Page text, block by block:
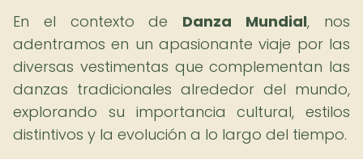
En el contexto de Danza Mundial, nos
adentramos en un apasionante viaje por las
diversas vestimentas que complementan las
danzas tradicionales alrededor del mundo,
explorando su importancia cultural, estilos
distintivos y la evolución a lo largo del tiempo.